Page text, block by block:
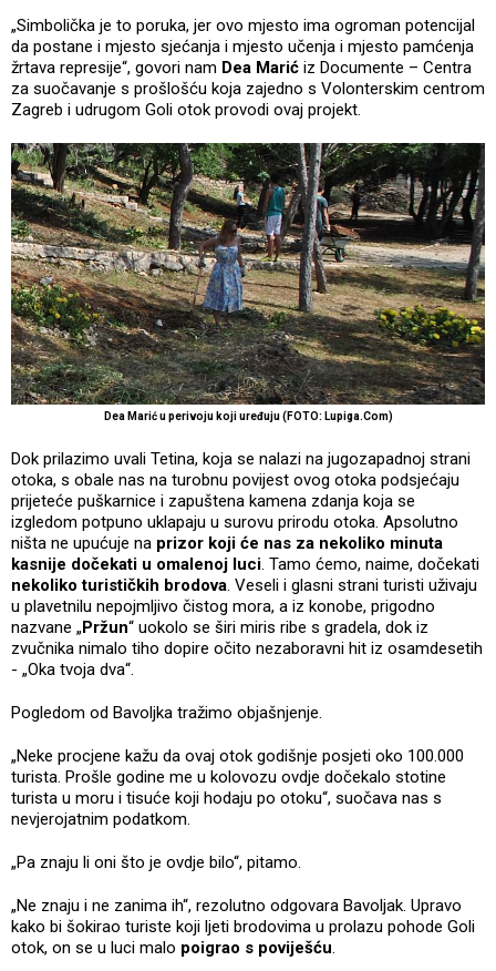
„Simbolička je to poruka, jer ovo mjesto ima ogroman potencijal
da postane i mjesto sjećanja i mjesto učenja i mjesto pamćenja
žrtava represije“, govori nam Dea Marić iz Documente – Centra
za suočavanje s prošlošću koja zajedno s Volonterskim centrom
Zagreb i udrugom Goli otok provodi ovaj projekt.
Dea Marić u perivoju koji uređuju (FOTO: Lupiga.Com)
Dok prilazimo uvali Tetina, koja se nalazi na jugozapadnoj strani
otoka, s obale nas na turobnu povijest ovog otoka podsjećaju
prijeteće puškarnice i zapuštena kamena zdanja koja se
izgledom potpuno uklapaju u surovu prirodu otoka. Apsolutno
ništa ne upućuje na prizor koji će nas za nekoliko minuta
kasnije dočekati u omalenoj luci. Tamo ćemo, naime, dočekati
nekoliko turističkih brodova. Veseli i glasni strani turisti uživaju
u plavetnilu nepojmljivo čistog mora, a iz konobe, prigodno
nazvane „Pržun“ uokolo se širi miris ribe s gradela, dok iz
zvučnika nimalo tiho dopire očito nezaboravni hit iz osamdesetih
- „Oka tvoja dva“.
Pogledom od Bavoljka tražimo objašnjenje.
„Neke procjene kažu da ovaj otok godišnje posjeti oko 100.000
turista. Prošle godine me u kolovozu ovdje dočekalo stotine
turista u moru i tisuće koji hodaju po otoku“, suočava nas s
nevjerojatnim podatkom.
„Pa znaju li oni što je ovdje bilo“, pitamo.
„Ne znaju i ne zanima ih“, rezolutno odgovara Bavoljak. Upravo
kako bi šokirao turiste koji ljeti brodovima u prolazu pohode Goli
otok, on se u luci malo poigrao s poviješću.